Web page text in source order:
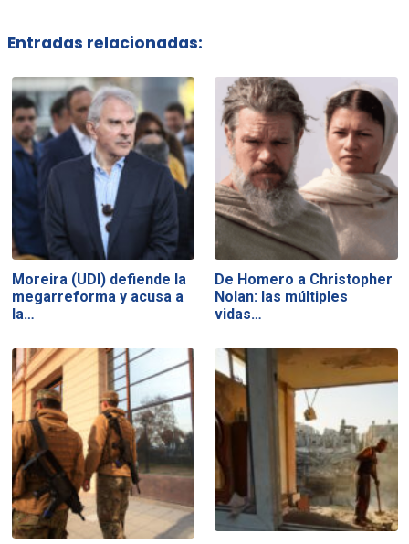
Entradas relacionadas:
Moreira (UDI) defiende la
megarreforma y acusa a
la…
De Homero a Christopher
Nolan: las múltiples
vidas…